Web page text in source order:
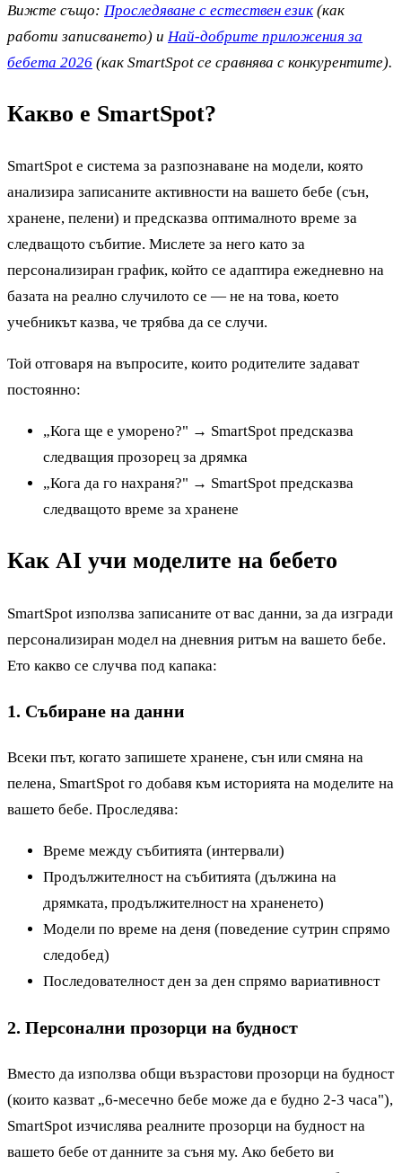
Вижте също: Проследяване с естествен език (как
работи записването) и Най-добрите приложения за
бебета 2026 (как SmartSpot се сравнява с конкурентите).
Какво е SmartSpot?
SmartSpot е система за разпознаване на модели, която
анализира записаните активности на вашето бебе (сън,
хранене, пелени) и предсказва оптималното време за
следващото събитие. Мислете за него като за
персонализиран график, който се адаптира ежедневно на
базата на реално случилото се — не на това, което
учебникът казва, че трябва да се случи.
Той отговаря на въпросите, които родителите задават
постоянно:
„Кога ще е уморено?" → SmartSpot предсказва
следващия прозорец за дрямка
„Кога да го нахраня?" → SmartSpot предсказва
следващото време за хранене
Как AI учи моделите на бебето
SmartSpot използва записаните от вас данни, за да изгради
персонализиран модел на дневния ритъм на вашето бебе.
Ето какво се случва под капака:
1. Събиране на данни
Всеки път, когато запишете хранене, сън или смяна на
пелена, SmartSpot го добавя към историята на моделите на
вашето бебе. Проследява:
Време между събитията (интервали)
Продължителност на събитията (дължина на
дрямката, продължителност на храненето)
Модели по време на деня (поведение сутрин спрямо
следобед)
Последователност ден за ден спрямо вариативност
2. Персонални прозорци на будност
Вместо да използва общи възрастови прозорци на будност
(които казват „6-месечно бебе може да е будно 2-3 часа"),
SmartSpot изчислява реалните прозорци на будност на
вашето бебе от данните за съня му. Ако бебето ви